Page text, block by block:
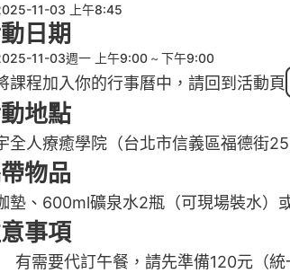
11-03 上午8:45
日期
11-03週一 上午9:00 下午9:00
課程加入你的行事曆中，請回到活動頁
地點
全人療癒學院（台北市信義區福德街
物品
墊、600ml礦泉水2瓶（可現場裝水）
事項
有需要代訂午餐，請先準備120元（統